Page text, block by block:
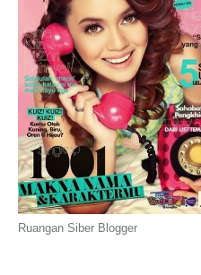
Ruangan Siber Blogger